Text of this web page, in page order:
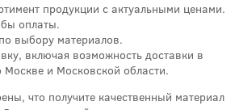
продукции с актуальными ценами.
оплаты.
выбору материалов.
включая возможность доставки в
Москве и Московской области.
что получите качественный материал